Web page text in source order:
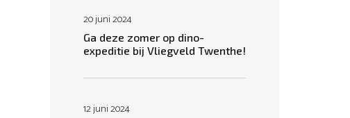
20 juni 2024
Ga deze zomer op dino-
expeditie bij Vliegveld Twenthe!
12 juni 2024